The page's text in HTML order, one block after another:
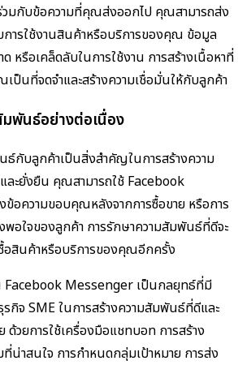
วมกับข้อความที่คุณส่งออกไป คุณสามารถส่ง
การใช้งานสินค้าหรือบริการของคุณ ข้อมูล
หรือเคล็ดลับในการใช้งาน การสร้างเนื้อหาที่
ป็นที่จดจำและสร้างความเชื่อมั่นให้กับลูกค้า
พันธ์อย่างต่อเนื่อง
ธ์กับลูกค้าเป็นสิ่งสำคัญในการสร้างความ
ะยั่งยืน คุณสามารถใช้ Facebook
อความขอบคุณหลังจากการซื้อขาย หรือการ
พอใจของลูกค้า การรักษาความสัมพันธ์ที่ดีจะ
อสินค้าหรือบริการของคุณอีกครั้ง
Facebook Messenger เป็นกลยุทธ์ที่มี
กิจ SME ในการสร้างความสัมพันธ์ที่ดีและ
ด้วยการใช้เครื่องมือแชทบอท การสร้าง
น่าสนใจ การกำหนดกลุ่มเป้าหมาย การส่ง